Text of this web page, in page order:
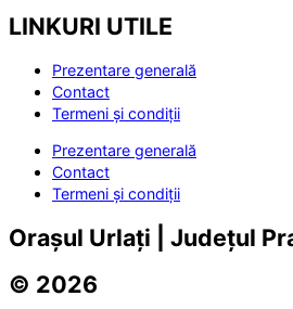
LINKURI UTILE
Prezentare generală
Contact
Termeni și condiții
Prezentare generală
Contact
Termeni și condiții
Orașul Urlați | Județul
© 2026